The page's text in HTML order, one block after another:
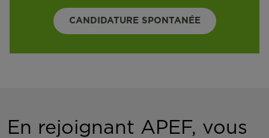
CANDIDATURE SPONTANÉE
En rejoignant APEF, vous